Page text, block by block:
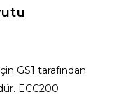
GS1 tarafından
ECC200